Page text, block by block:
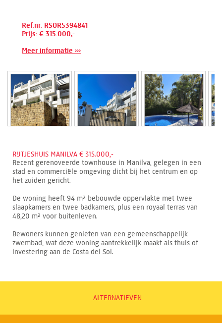
Ref.nr: RSOR5394841
Prijs: € 315.000,-
Meer informatie ›››
RIJTJESHUIS MANILVA € 315.000,-
Recent gerenoveerde townhouse in Manilva, gelegen in een
stad en commerciële omgeving dicht bij het centrum en op
het zuiden gericht.
De woning heeft 94 m² bebouwde oppervlakte met twee
slaapkamers en twee badkamers, plus een royaal terras van
48,20 m² voor buitenleven.
Bewoners kunnen genieten van een gemeenschappelijk
zwembad, wat deze woning aantrekkelijk maakt als thuis of
investering aan de Costa del Sol.
ALTERNATIEVEN